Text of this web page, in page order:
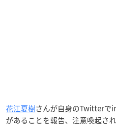
花江夏樹さんが自身のTwitterで
があることを報告、注意喚起され